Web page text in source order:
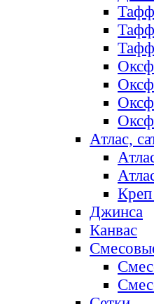
Атлас,
Креп
Джинса
Канвас